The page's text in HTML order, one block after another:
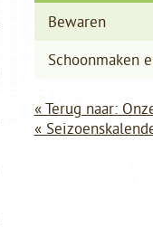
Bewaren
Schoonmaken
« Terug naar:
«